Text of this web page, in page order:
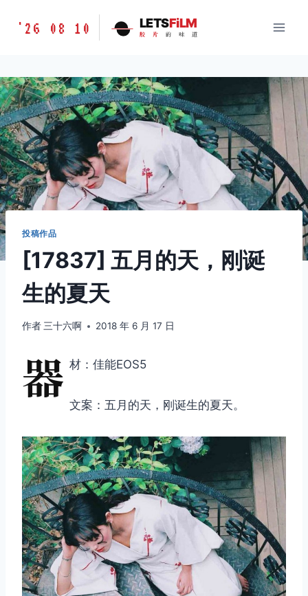
胶
味
道
LETSFILM
'26 08 10 LETSFiLM
胶 片 的 味 道
投稿作品
[17837] 五月的天，刚诞
生的夏天
作者 三十六啊 2018 年 6 月 17 日
器 材：佳能EOS5
文案：五月的天，刚诞生的夏天。